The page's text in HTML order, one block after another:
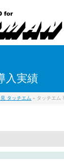
入実績
タッチエム » タッチエム